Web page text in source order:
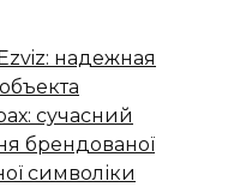
надежная
сучасний
брендованої
символіки